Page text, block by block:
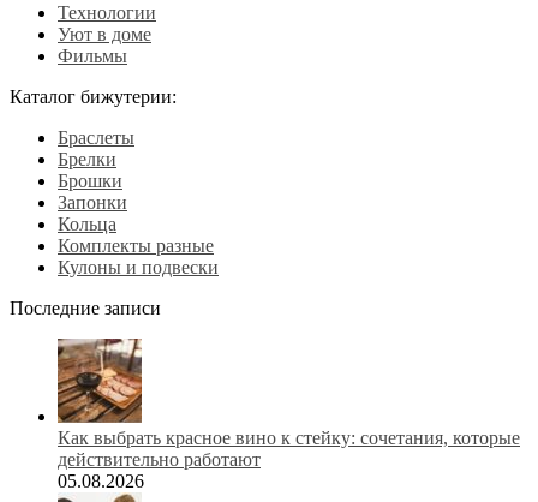
Технологии
Уют в доме
Фильмы
Каталог бижутерии:
Браслеты
Брелки
Брошки
Запонки
Кольца
Комплекты разные
Кулоны и подвески
Последние записи
Как выбрать красное вино к стейку: сочетания, которые
действительно работают
05.08.2026